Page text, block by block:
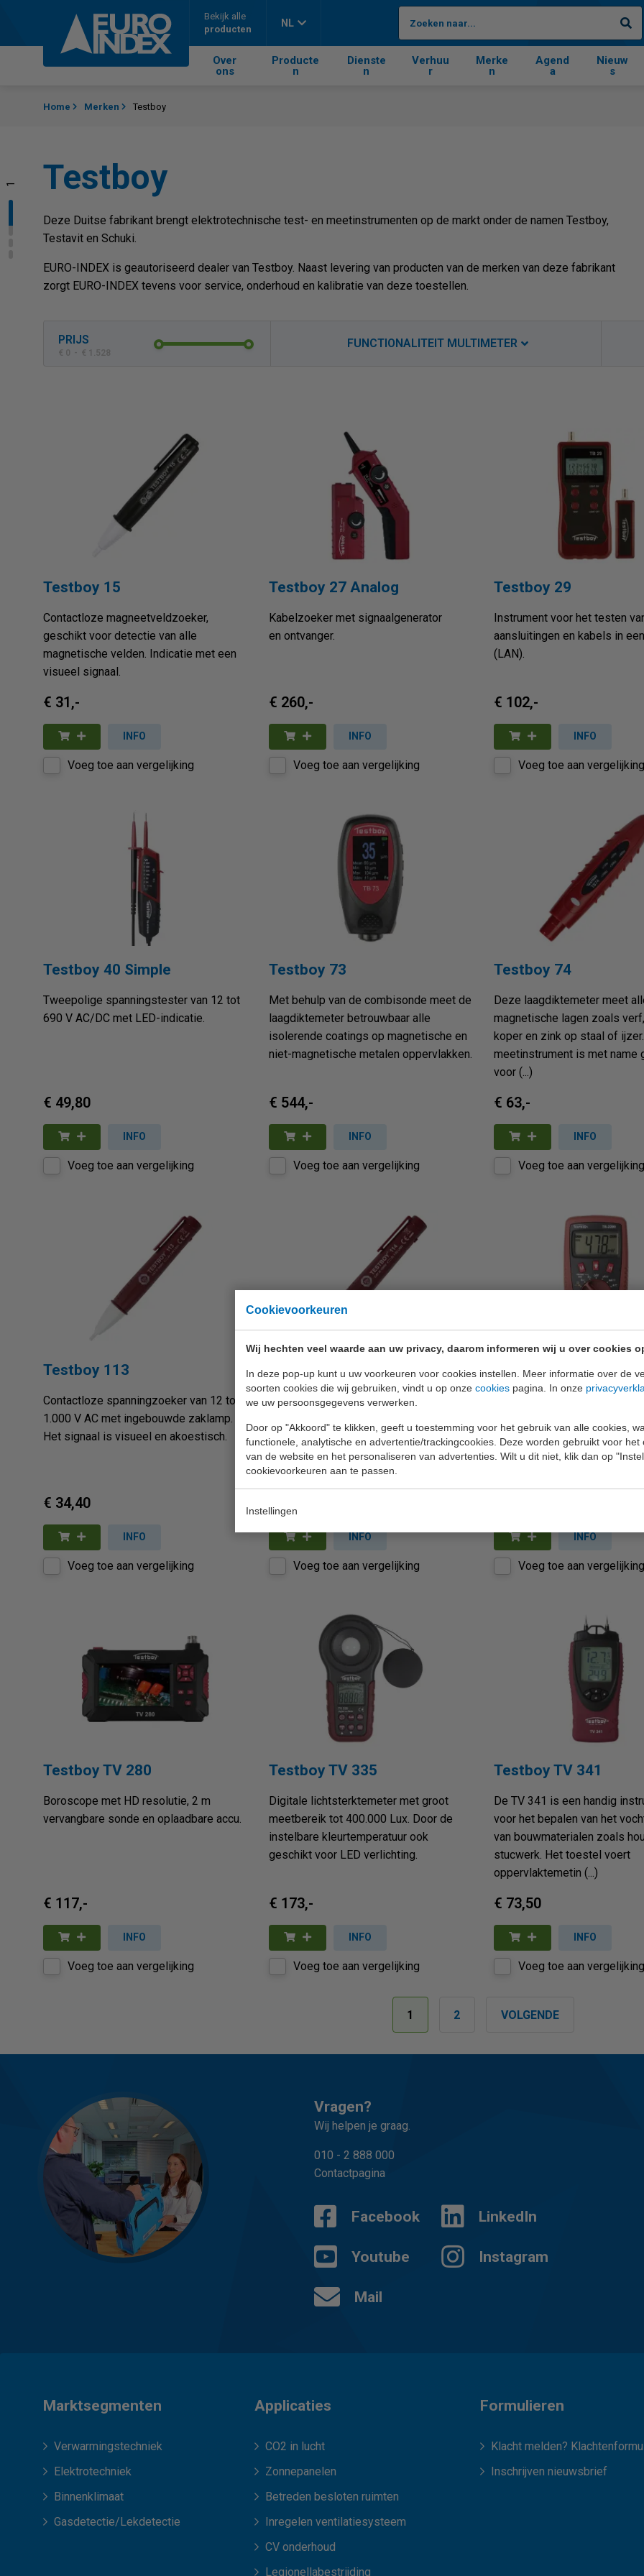
Cookievoorkeuren
Wij hechten veel waarde aan uw privacy, daarom informeren wij u over cookies
In deze pop-up kunt u uw voorkeuren voor cookies instellen. Meer informatie over de
soorten cookies die wij gebruiken, vindt u op onze cookies pagina. In onze
we uw persoonsgegevens verwerken.
Door op "Akkoord" te klikken, geeft u toestemming voor het gebruik van alle cookies,
functionele, analytische en advertentie/trackingcookies. Deze worden gebruikt voor het
van de website en het personaliseren van advertenties. Wilt u dit niet, klik dan op
cookievoorkeuren aan te passen.
Instellingen
Bekijk alle
producten
NL
Over
ons
Producte
n
Dienste
n
Verhuu
r
Merke
n
Agend
a
Nieuw
s
1
Home Merken Testboy
Testboy
Deze Duitse fabrikant brengt elektrotechnische test- en meetinstrumenten op de markt onder de namen Testboy,
Testavit en Schuki.
EURO-INDEX is geautoriseerd dealer van Testboy. Naast levering van producten van de merken van deze fabrikant
zorgt EURO-INDEX tevens voor service, onderhoud en kalibratie van deze toestellen.
PRIJS
€ 0 - € 1.528
FUNCTIONALITEIT MULTIMETER
Contactloze spanningsdetectie Displayverlichting
Testboy 15
Contactloze magneetveldzoeker,
geschikt voor detectie van alle
magnetische velden. Indicatie met een
visueel signaal.
€ 31,-
INFO
Voeg toe aan vergelijking
Testboy 27 Analog
Kabelzoeker met signaalgenerator
en ontvanger.
€ 260,-
INFO
Voeg toe aan vergelijking
Testboy 29
Instrument voor het testen
aansluitingen en kabels in
(LAN).
€ 102,-
INFO
Voeg toe aan vergelijking
Testboy 40 Simple
Tweepolige spanningstester van 12 tot
690 V AC/DC met LED-indicatie.
€ 49,80
INFO
Voeg toe aan vergelijking
Testboy 73
Met behulp van de combisonde meet de
laagdiktemeter betrouwbaar alle
isolerende coatings op magnetische en
niet-magnetische metalen oppervlakken.
€ 544,-
INFO
Voeg toe aan vergelijking
Testboy 74
Deze laagdiktemeter meet
magnetische lagen zoals
koper en zink op staal of
meetinstrument is met name
voor (...)
€ 63,-
INFO
Voeg toe aan vergelijking
Testboy 113
Contactloze spanningzoeker van 12 tot
1.000 V AC met ingebouwde zaklamp.
Het signaal is visueel en akoestisch.
€ 34,40
INFO
Voeg toe aan vergelijking
Testboy 114
Contactloze spanningzoeker van 12 tot
Naast een visueel signaal beschikt dit
instrument ook over een trilfunctie.
€ 35,-
INFO
Voeg toe aan vergelijking
Testboy 2200
toepassingen. Dit eenvoudig te
bedienen instrument zorgt
INFO
Voeg toe aan vergelijking
Testboy TV 280
Boroscope met HD resolutie, 2 m
vervangbare sonde en oplaadbare accu.
€ 117,-
INFO
Voeg toe aan vergelijking
Testboy TV 335
Digitale lichtsterktemeter met groot
meetbereik tot 400.000 Lux. Door de
instelbare kleurtemperatuur ook
geschikt voor LED verlichting.
€ 173,-
INFO
Voeg toe aan vergelijking
Testboy TV 341
De TV 341 is een handig
voor het bepalen van het
van bouwmaterialen zoals
stucwerk. Het toestel voert
oppervlaktemetin (...)
€ 73,50
INFO
Voeg toe aan vergelijking
1 2 VOLGENDE
Vragen?
Wij helpen je graag.
010 - 2 888 000
Contactpagina
Facebook LinkedIn
Youtube Instagram
Mail
Marktsegmenten
Verwarmingstechniek
Elektrotechniek
Binnenklimaat
Gasdetectie/Lekdetectie
Applicaties
CO2 in lucht
Zonnepanelen
Betreden besloten ruimten
Inregelen ventilatiesysteem
CV onderhoud
Legionellabestrijding
Formulieren
Klacht melden?
Inschrijven nieuwsbrief